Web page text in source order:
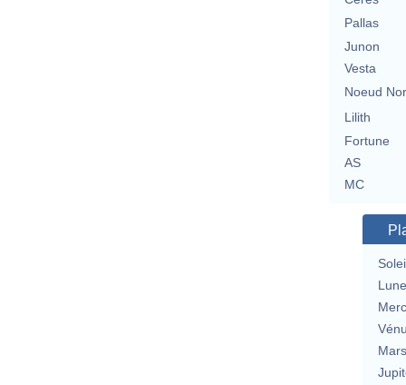
Pallas
Junon
Vesta
Noeud
Lilith
Fortune
AS
MC
Lune
Mars